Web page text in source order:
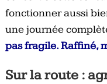
fonctionner aussi
une journée
pas fragile. Raffiné,
Sur la route :